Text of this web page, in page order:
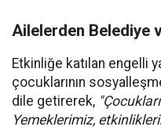
Ailelerden Belediye
Etkinliğe katılan engelli
çocuklarının
dile getirerek,
Yemeklerimiz,